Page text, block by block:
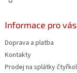
Informace pro vás
Doprava a platba
Kontakty
Prodej na splátky